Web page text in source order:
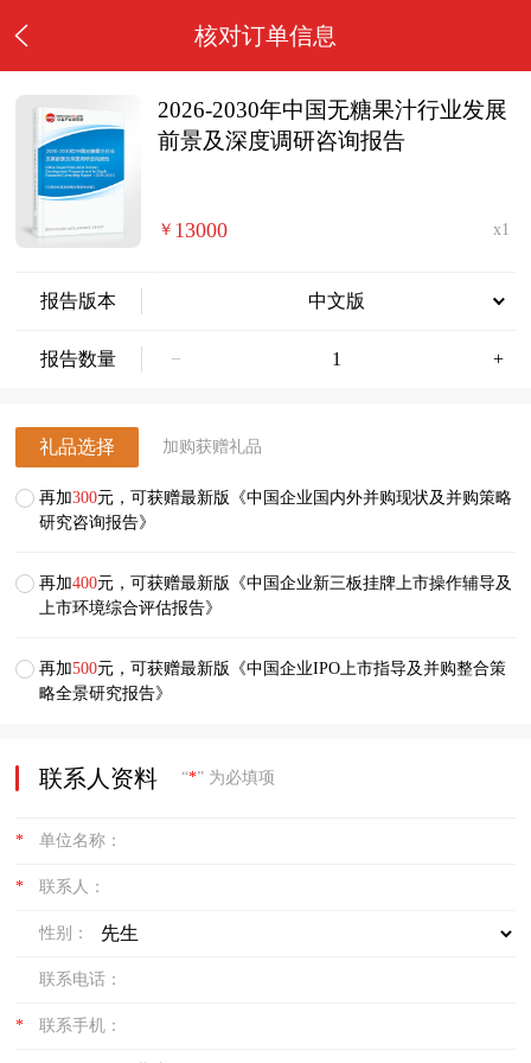
核对订单信息
2026-2030年中国无糖果汁行业发展
前景及深度调研咨询报告
￥ 13000 x1
报告版本 中文版
报告数量 − +
礼品选择 加购获赠礼品
再加300元，可获赠最新版《中国企业国内外并购现状及并购策略
研究咨询报告》
再加400元，可获赠最新版《中国企业新三板挂牌上市操作辅导及
上市环境综合评估报告》
再加500元，可获赠最新版《中国企业IPO上市指导及并购整合策
略全景研究报告》
联系人资料 “*” 为必填项
* 单位名称：
* 联系人：
性别：
联系电话：
* 联系手机：